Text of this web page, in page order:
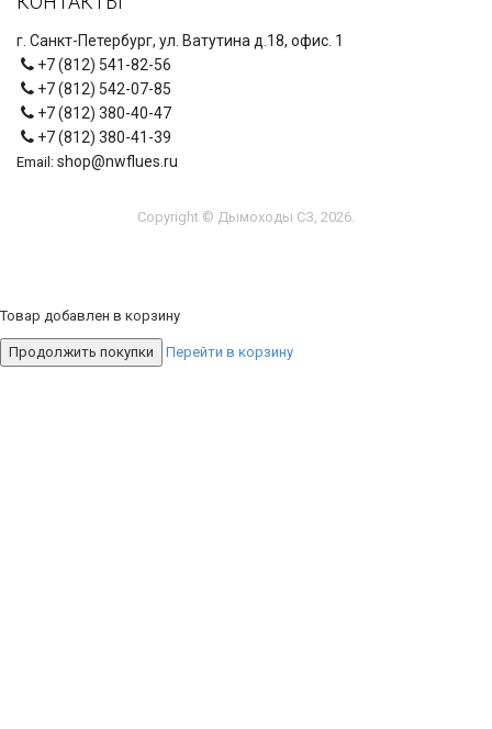
г. Санкт-Петербург, ул. Ватутина д.18, офис. 1
+7 (812) 541-82-56
+7 (812) 542-07-85
+7 (812) 380-40-47
+7 (812) 380-41-39
Email: shop@nwflues.ru
Copyright © Дымоходы СЗ, 2026.
Товар добавлен в корзину
Продолжить покупки Перейти в корзину